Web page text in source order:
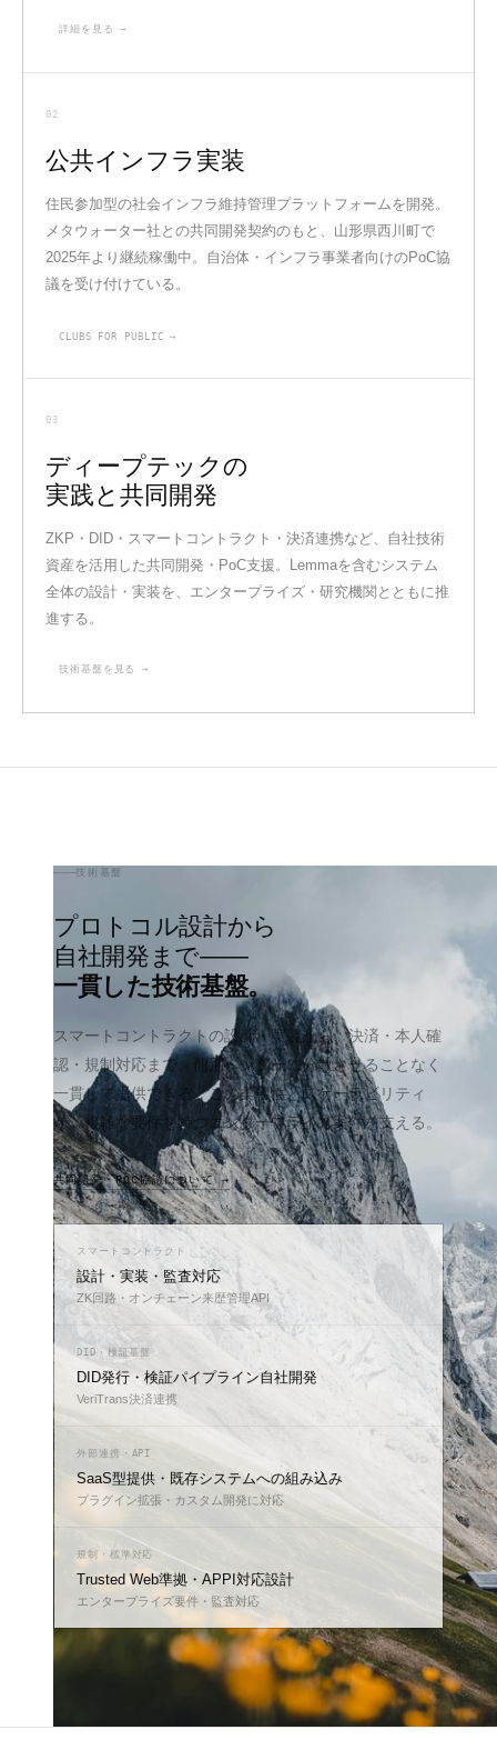
詳細を見る →
02
公共インフラ実装
住民参加型の社会インフラ維持管理プラットフォームを開発。
メタウォーター社との共同開発契約のもと、山形県西川町で
2025年より継続稼働中。自治体・インフラ事業者向けのPoC協
議を受け付けている。
CLUBS FOR PUBLIC →
03
ディープテックの
実践と共同開発
ZKP・DID・スマートコントラクト・決済連携など、自社技術
資産を活用した共同開発・PoC支援。Lemmaを含むシステム
全体の設計・実装を、エンタープライズ・研究機関とともに推
進する。
技術基盤を見る →
技術基盤
プロトコル設計から
自社開発まで——
一貫した技術基盤。
スマートコントラクトの設計・実装から、決済・本人確
認・規制対応まで、個別ベンダーに分散させることなく
一貫して提供できる。この柔軟性とスケーラビリティ
が、複雑な要件を持つエンタープライズ案件を支える。
共同開発・POC協議について →
スマートコントラクト
設計・実装・監査対応
ZK回路・オンチェーン来歴管理API
DID・検証基盤
DID発行・検証パイプライン自社開発
VeriTrans決済連携
外部連携・API
SaaS型提供・既存システムへの組み込み
プラグイン拡張・カスタム開発に対応
規制・標準対応
Trusted Web準拠・APPI対応設計
エンタープライズ要件・監査対応